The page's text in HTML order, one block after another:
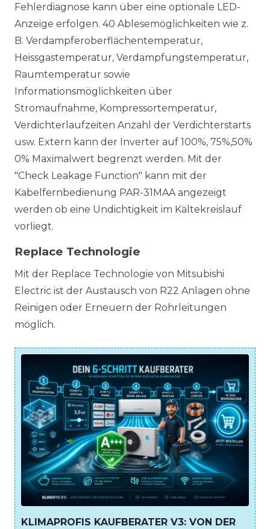
Fehlerdiagnose kann über eine optionale LED-
Anzeige erfolgen. 40 Ablesemöglichkeiten wie z.
B. Verdampferoberflächentemperatur,
Heissgastemperatur, Verdampfungstemperatur,
Raumtemperatur sowie
Informationsmöglichkeiten über
Stromaufnahme, Kompressortemperatur,
Verdichterlaufzeiten Anzahl der Verdichterstarts
usw. Extern kann der Inverter auf 100%, 75%,50%
0% Maximalwert begrenzt werden. Mit der
"Check Leakage Function" kann mit der
Kabelfernbedienung PAR-31MAA angezeigt
werden ob eine Undichtigkeit im Kältekreislauf
vorliegt.
Replace Technologie
Mit der Replace Technologie von Mitsubishi
Electric ist der Austausch von R22 Anlagen ohne
Reinigen oder Erneuern der Rohrleitungen
möglich.
KLIMAPROFIS KAUFBERATER V3: VON DER